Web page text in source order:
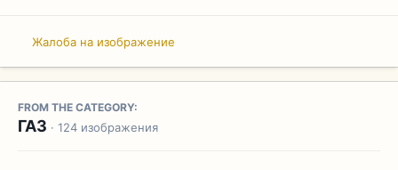
Жалоба на изображение
FROM THE CATEGORY:
ГАЗ · 124 изображения